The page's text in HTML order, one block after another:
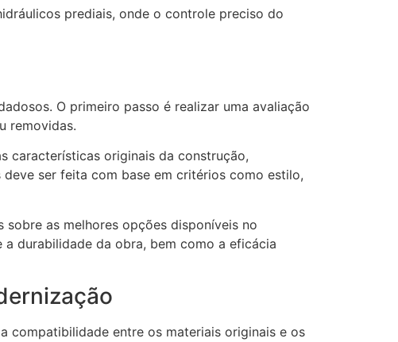
prediais, onde o controle preciso do
O primeiro passo é realizar uma avaliação
removidas.
características originais da construção,
ser feita com base em critérios como estilo,
as melhores opções disponíveis no
durabilidade da obra, bem como a eficácia
compatibilidade entre os materiais originais e os